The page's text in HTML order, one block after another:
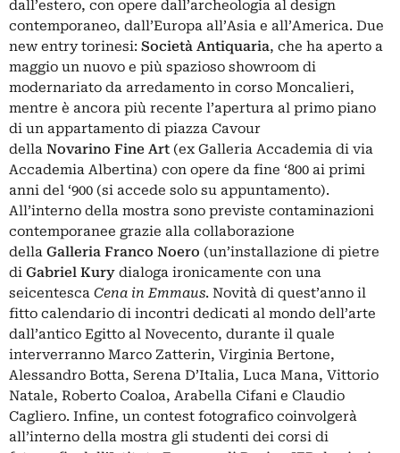
dall’estero, con opere dall’archeologia al design
contemporaneo, dall’Europa all’Asia e all’America. Due
new entry torinesi: Società Antiquaria, che ha aperto a
maggio un nuovo e più spazioso showroom di
modernariato da arredamento in corso Moncalieri,
mentre è ancora più recente l’apertura al primo piano
di un appartamento di piazza Cavour
della Novarino Fine Art (ex Galleria Accademia di via
Accademia Albertina) con opere da fine ‘800 ai primi
anni del ‘900 (si accede solo su appuntamento).
All’interno della mostra sono previste contaminazioni
contemporanee grazie alla collaborazione
della Galleria Franco Noero (un’installazione di pietre
di Gabriel Kury dialoga ironicamente con una
seicentesca Cena in Emmaus. Novità di quest’anno il
fitto calendario di incontri dedicati al mondo dell’arte
dall’antico Egitto al Novecento, durante il quale
interverranno Marco Zatterin, Virginia Bertone,
Alessandro Botta, Serena D’Italia, Luca Mana, Vittorio
Natale, Roberto Coaloa, Arabella Cifani e Claudio
Cagliero. Infine, un contest fotografico coinvolgerà
all’interno della mostra gli studenti dei corsi di